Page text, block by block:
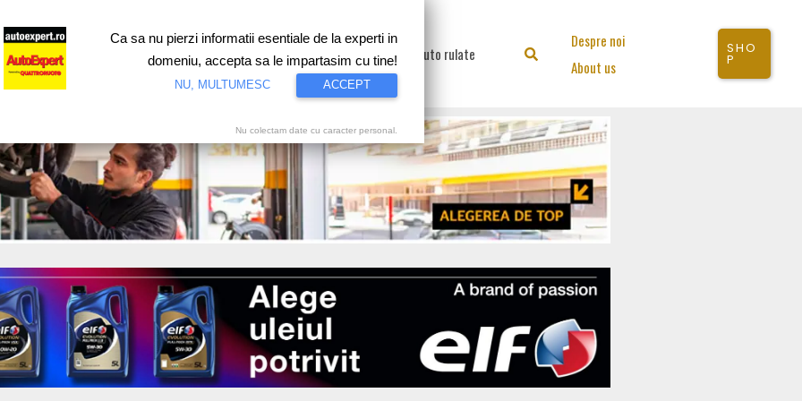
Test drive Motorsport Proiecte speciale Video Auto rulate Search
Despre noi
About us
SHO
P
Ca sa nu pierzi informatii esentiale de la experti in
domeniu, accepta sa le impartasim cu tine!
NU, MULTUMESC ACCEPT
Nu colectam date cu caracter personal.